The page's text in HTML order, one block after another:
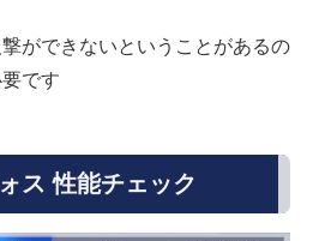
ができないということがあるの
です
ス 性能チェック